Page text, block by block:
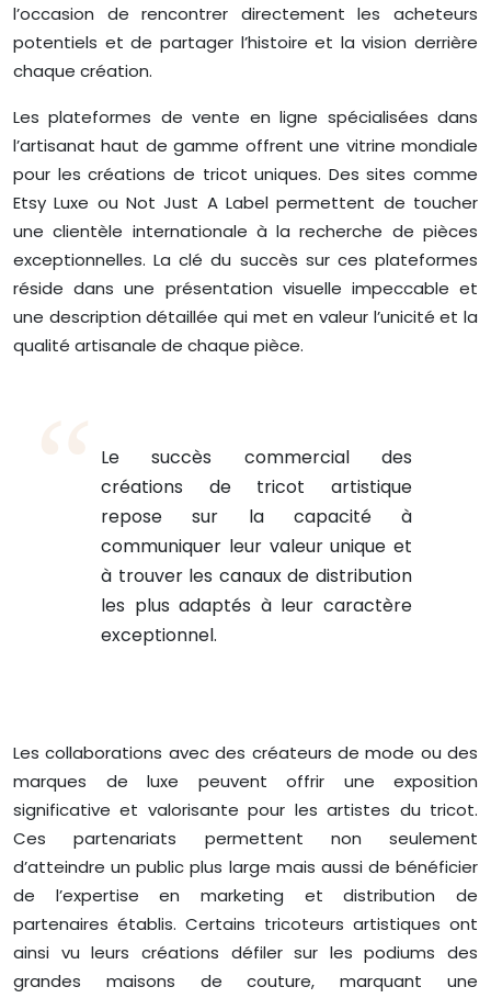
l’occasion de rencontrer directement les acheteurs
potentiels et de partager l’histoire et la vision derrière
chaque création.
Les plateformes de vente en ligne spécialisées dans
l’artisanat haut de gamme offrent une vitrine mondiale
pour les créations de tricot uniques. Des sites comme
Etsy Luxe ou Not Just A Label permettent de toucher
une clientèle internationale à la recherche de pièces
exceptionnelles. La clé du succès sur ces plateformes
réside dans une présentation visuelle impeccable et
une description détaillée qui met en valeur l’unicité et la
qualité artisanale de chaque pièce.
Le succès commercial des
créations de tricot artistique
repose sur la capacité à
communiquer leur valeur unique et
à trouver les canaux de distribution
les plus adaptés à leur caractère
exceptionnel.
Les collaborations avec des créateurs de mode ou des
marques de luxe peuvent offrir une exposition
significative et valorisante pour les artistes du tricot.
Ces partenariats permettent non seulement
d’atteindre un public plus large mais aussi de bénéficier
de l’expertise en marketing et distribution de
partenaires établis. Certains tricoteurs artistiques ont
ainsi vu leurs créations défiler sur les podiums des
grandes maisons de couture, marquant une